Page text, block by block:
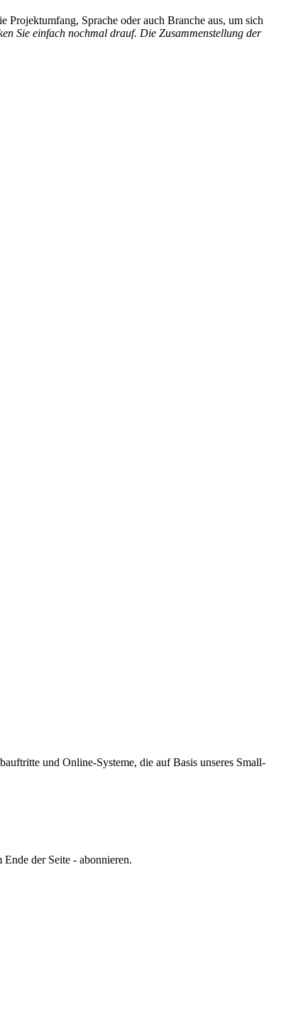
Sprache oder auch Branche aus, um sich
Sie einfach nochmal drauf. Die Zusammenstellung der
und Online-Systeme, die auf Basis unseres Small-
der Seite - abonnieren.